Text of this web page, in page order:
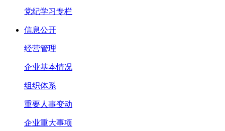
党纪学习专栏
信息公开
经营管理
企业基本情况
组织体系
重要人事变动
企业重大事项